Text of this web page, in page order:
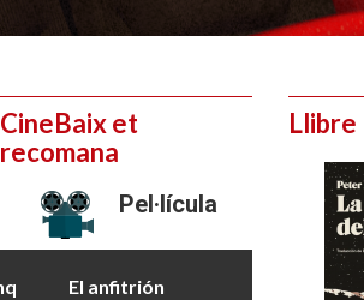
CineBaix et
recomana
Pel·lícula
El anfitrión
Llibre